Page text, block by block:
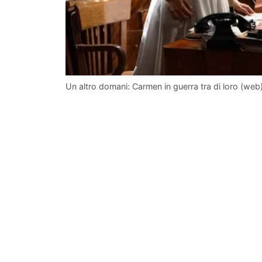
Un altro domani: Carmen in guerra tra di loro